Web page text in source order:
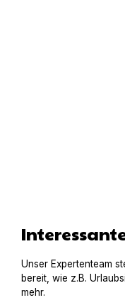
Unser Expertenteam
bereit, wie z.B.
mehr.